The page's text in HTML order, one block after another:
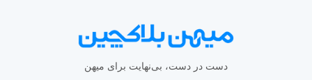
دست در دست، بی‌نهایت برای میهن